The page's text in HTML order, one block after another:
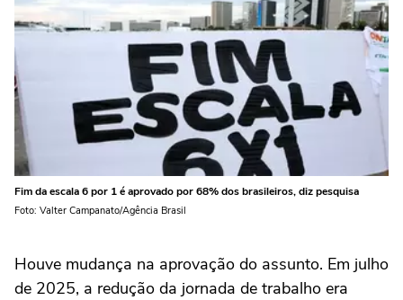
Fim da escala 6 por 1 é aprovado por 68% dos brasileiros, diz pesquisa
Foto: Valter Campanato/Agência Brasil
Houve mudança na aprovação do assunto. Em julho
de 2025, a redução da jornada de trabalho era